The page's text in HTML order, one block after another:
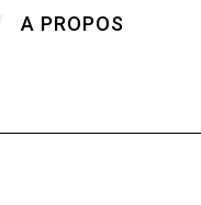
A PROPOS